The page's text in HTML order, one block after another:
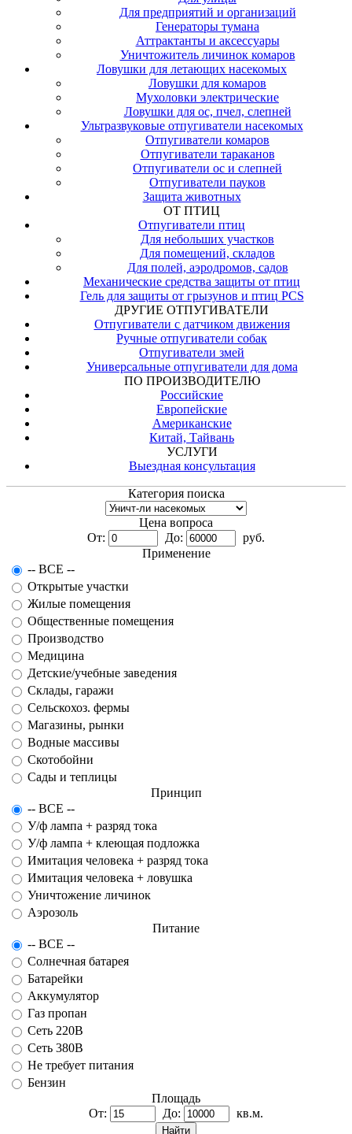
Для предприятий и организаций
Генераторы тумана
Аттрактанты и аксессуары
Уничтожитель личинок комаров
Ловушки для летающих насекомых
Ловушки для комаров
Мухоловки электрические
Ловушки для ос, пчел, слепней
Ультразвуковые отпугиватели насекомых
Отпугиватели комаров
Отпугиватели тараканов
Отпугиватели ос и слепней
Отпугиватели пауков
Защита животных
ОТ ПТИЦ
Отпугиватели птиц
Для небольших участков
Для помещений, складов
Для полей, аэродромов, садов
Механические средства защиты от птиц
Гель для защиты от грызунов и птиц PCS
ДРУГИЕ ОТПУГИВАТЕЛИ
Отпугиватели с датчиком движения
Ручные отпугиватели собак
Отпугиватели змей
Универсальные отпугиватели для дома
ПО ПРОИЗВОДИТЕЛЮ
Российские
Европейские
Американские
Китай, Тайвань
УСЛУГИ
Выездная консультация
Категория поиска
Цена вопроса
От:
До:
руб.
Применение
-- ВСЕ --
Открытые участки
Жилые помещения
Общественные помещения
Производство
Медицина
Детские/учебные заведения
Склады, гаражи
Сельскохоз. фермы
Магазины, рынки
Водные массивы
Скотобойни
Сады и теплицы
Принцип
-- ВСЕ --
У/ф лампа + разряд тока
У/ф лампа + клеющая подложка
Имитация человека + разряд тока
Имитация человека + ловушка
Уничтожение личинок
Аэрозоль
Питание
-- ВСЕ --
Солнечная батарея
Батарейки
Аккумулятор
Газ пропан
Сеть 220В
Сеть 380В
Не требует питания
Бензин
Площадь
От:
До: кв.м.